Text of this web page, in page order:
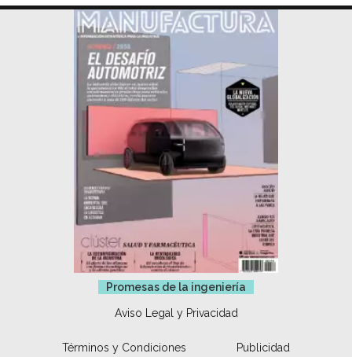
Promesas de la ingeniería
Aviso Legal y Privacidad
Términos y Condiciones Publicidad